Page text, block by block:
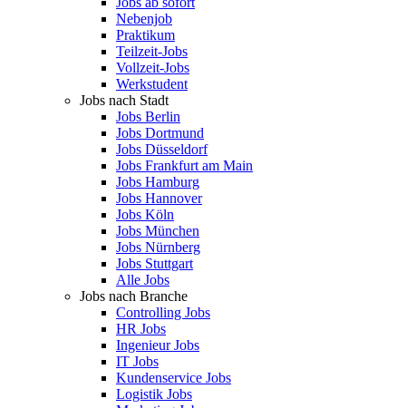
Nebenjob
Praktikum
Teilzeit-Jobs
Vollzeit-Jobs
Werkstudent
Jobs nach Stadt
Jobs Berlin
Jobs Dortmund
Jobs Düsseldorf
Jobs Frankfurt am Main
Jobs Hamburg
Jobs Hannover
Jobs Köln
Jobs München
Jobs Nürnberg
Jobs Stuttgart
Alle Jobs
Jobs nach Branche
Controlling Jobs
HR Jobs
Ingenieur Jobs
IT Jobs
Kundenservice Jobs
Logistik Jobs